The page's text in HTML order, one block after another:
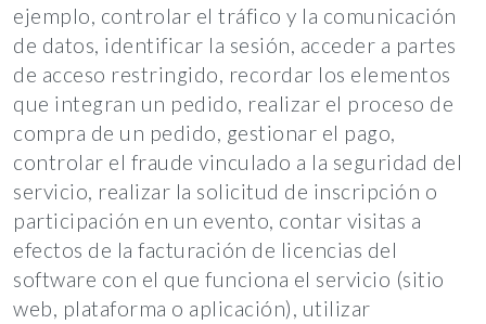
ejemplo, controlar el tráfico y la comunicación
de datos, identificar la sesión, acceder a partes
de acceso restringido, recordar los elementos
que integran un pedido, realizar el proceso de
compra de un pedido, gestionar el pago,
controlar el fraude vinculado a la seguridad del
servicio, realizar la solicitud de inscripción o
participación en un evento, contar visitas a
efectos de la facturación de licencias del
software con el que funciona el servicio (sitio
web, plataforma o aplicación), utilizar